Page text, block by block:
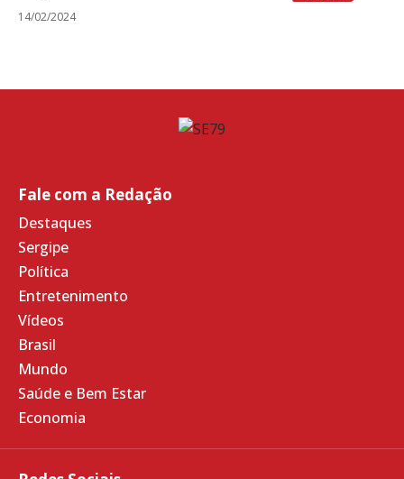
14/02/2024
Fale com a Redação
Destaques
Sergipe
Política
Entretenimento
Vídeos
Brasil
Mundo
Saúde e Bem Estar
Economia